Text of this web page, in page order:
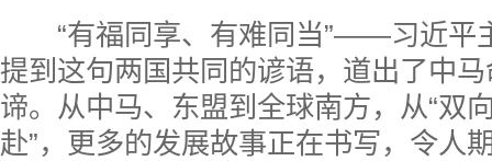
“有福同享、有难同当”——习近平
提到这句两国共同的谚语，道出了中
谛。从中马、东盟到全球南方，从“双
赴”，更多的发展故事正在书写，令人